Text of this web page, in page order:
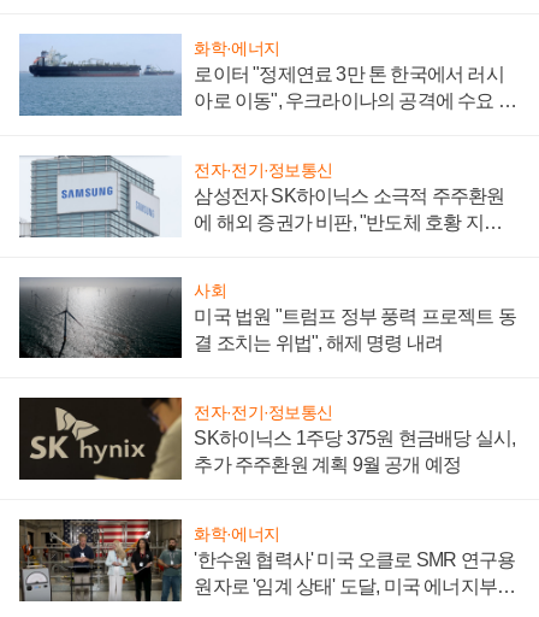
화학·에너지
로이터 "정제연료 3만 톤 한국에서 러시
아로 이동", 우크라이나의 공격에 수요 늘
전자·전기·정보통신
삼성전자 SK하이닉스 소극적 주주환원
에 해외 증권가 비판, "반도체 호황 지속
사회
미국 법원 "트럼프 정부 풍력 프로젝트 동
결 조치는 위법", 해제 명령 내려
전자·전기·정보통신
SK하이닉스 1주당 375원 현금배당 실시,
추가 주주환원 계획 9월 공개 예정
화학·에너지
'한수원 협력사' 미국 오클로 SMR 연구용
원자로 '임계 상태' 도달, 미국 에너지부